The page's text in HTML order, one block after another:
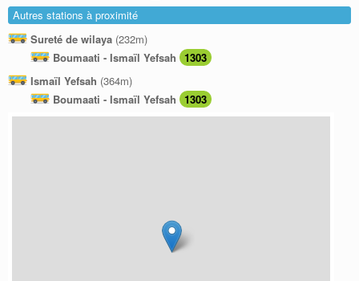
Autres stations à proximité
Sureté de wilaya (232m)
Boumaati - Ismaïl Yefsah 1303
Ismaïl Yefsah (364m)
Boumaati - Ismaïl Yefsah 1303